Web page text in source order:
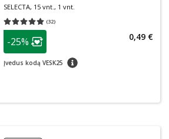
SELECTA, 15 vnt., 1 vnt.
(32)
Vidutinis įvertinimas 5.00
patarimas
Lojalumo klubo narių nuolaida
-25%
Įvedus kodą VESK25 patarimas
0,49 €